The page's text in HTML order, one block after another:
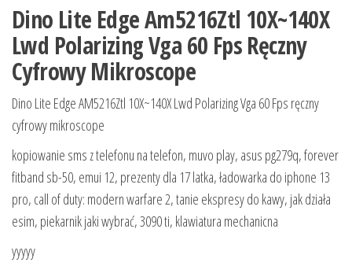
Dino Lite Edge Am5216Ztl 10X~140X
Lwd Polarizing Vga 60 Fps Ręczny
Cyfrowy Mikroscope
Dino Lite Edge AM5216Ztl 10X~140X Lwd Polarizing Vga 60 Fps ręczny
cyfrowy mikroscope
kopiowanie sms z telefonu na telefon, muvo play, asus pg279q, forever
fitband sb-50, emui 12, prezenty dla 17 latka, ładowarka do iphone 13
pro, call of duty: modern warfare 2, tanie ekspresy do kawy, jak działa
esim, piekarnik jaki wybrać, 3090 ti, klawiatura mechanicna
yyyyy